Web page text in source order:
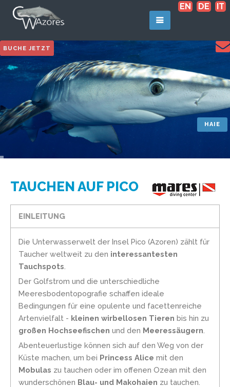
EN DE IT
BUCHE JETZT
TAUCHEN AUF PICO
EINLEITUNG
Die Unterwasserwelt der Insel Pico (Azoren) zählt für
Taucher weltweit zu den interessantesten
Tauchspots
Der Golfstrom und die unterschiedliche
Meeresbodentopografie schaffen ideale
Bedingungen für eine opulente und facettenreiche
Artenvielfalt - kleinen wirbellosen Tieren bis hin zu
großen Hochseefischen und den Meeressäugern
Abenteuerlustige können sich auf den Weg von der
Küste machen, um bei Princess Alice mit den
Mobulas zu tauchen oder im offenen Ozean mit den
wunderschönen Blau- und Makohaien zu tauchen.